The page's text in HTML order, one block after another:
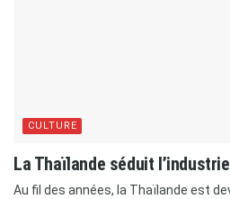
CULTURE
La Thaïlande séduit
Au fil des années, la Thaïlande est